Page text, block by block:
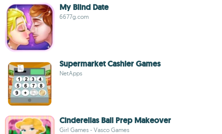
My Blind Date
6677g.com
Supermarket Cashier Games
NetApps
Cinderellas Ball Prep Makeover
Girl Games - Vasco Games